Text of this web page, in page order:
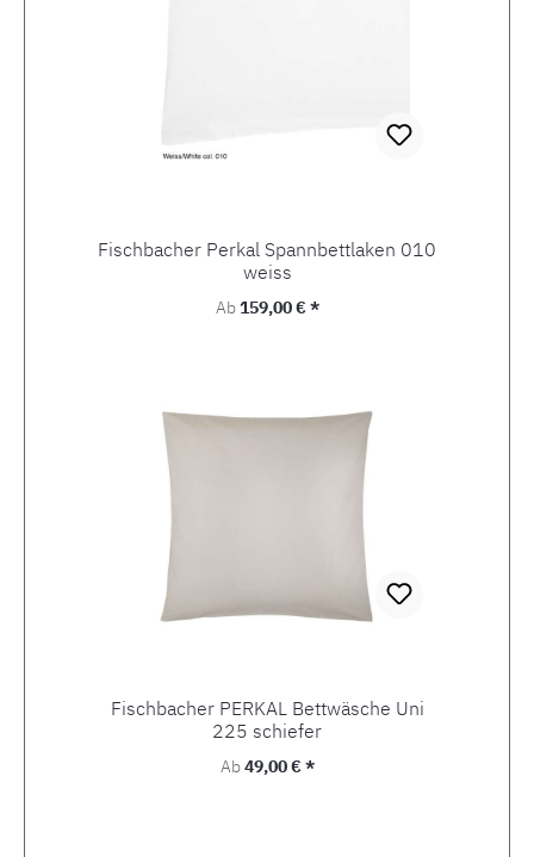
Fischbacher Perkal Spannbettlaken 010
weiss
Regulärer Preis:
Ab159,00 € *
Fischbacher PERKAL Bettwäsche Uni
225 schiefer
Regulärer Preis:
Ab49,00 € *